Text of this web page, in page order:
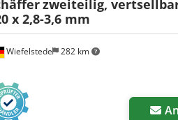
Wiefelstede 282 km
zweiteilig,
x 2,8-3,6 mm